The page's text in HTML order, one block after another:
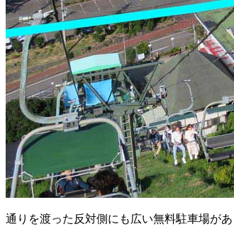
通りを渡った反対側にも広い無料駐車場が